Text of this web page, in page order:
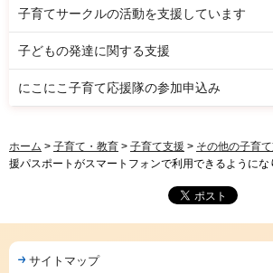
子育てサークルの活動を支援しています
子どもの発達に関する支援
にこにこ子育て応援隊の参加申込み
ホーム > 子育て・教育 > 子育て支援 > その他の子育
援パスポートがスマートフォンで利用できるようにな
サイトマップ